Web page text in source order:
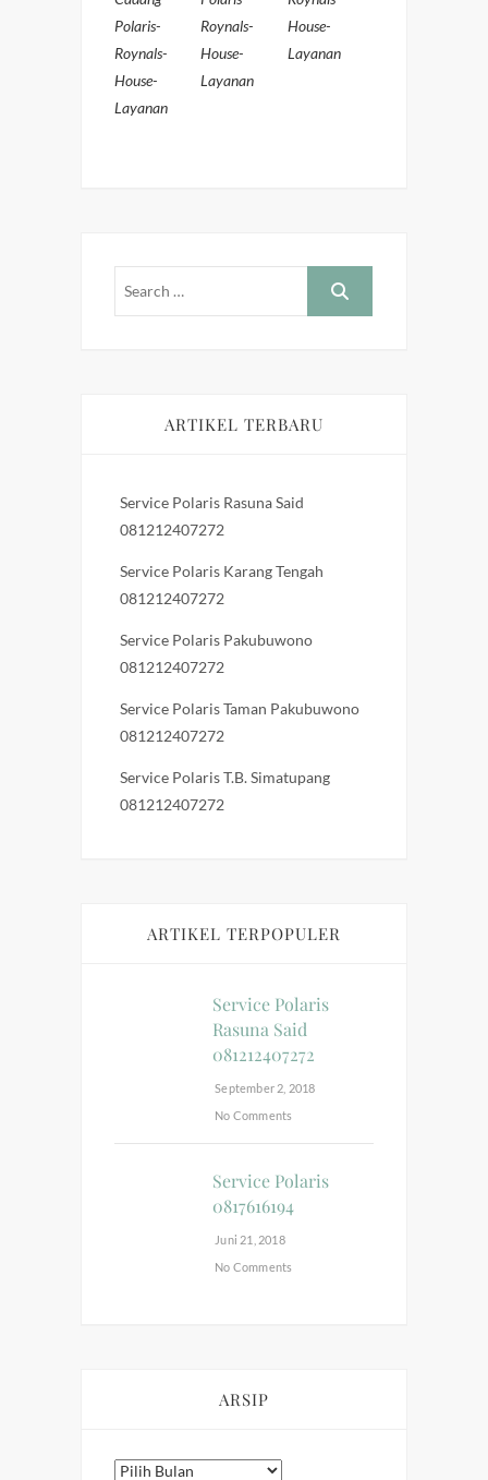
Polaris-
Roynals-
House-
Layanan
Roynals-
House-
Layanan
House-
Layanan
ARTIKEL TERBARU
Service Polaris Rasuna Said
081212407272
Service Polaris Karang Tengah
081212407272
Service Polaris Pakubuwono
081212407272
Service Polaris Taman Pakubuwono
081212407272
Service Polaris T.B. Simatupang
081212407272
ARTIKEL TERPOPULER
Service Polaris
Rasuna Said
081212407272
September 2, 2018
No Comments
Service Polaris
0817616194
Juni 21, 2018
No Comments
ARSIP
Arsip